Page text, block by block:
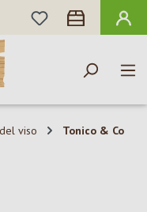
HAI 0 ARTICOLI
viso Tonico & Co